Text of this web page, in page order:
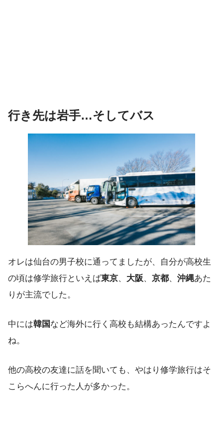
行き先は岩手…そしてバス
オレは仙台の男子校に通ってましたが、自分が高校生
の頃は修学旅行といえば東京、 大阪、 京都、 沖縄あた
りが主流でした。
中には韓国 など海外に行く高校も結構あったんですよ
ね。
他の高校の友達に話を聞いても、やはり修学旅行はそ
こらへんに行った人が多かった。